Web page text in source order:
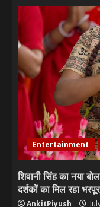
Entertainment
शिवानी सिंह का नया
दर्शकों का मिल रहा
AnkitPiyush